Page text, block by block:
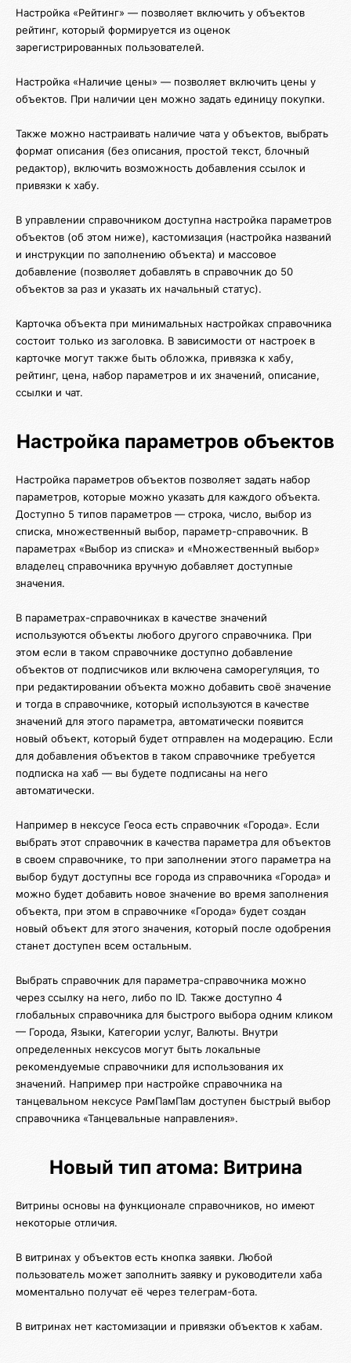
Настройка «Рейтинг» — позволяет включить у объектов
рейтинг, который формируется из оценок
зарегистрированных пользователей.
Настройка «Наличие цены» — позволяет включить цены у
объектов. При наличии цен можно задать единицу покупки.
Также можно настраивать наличие чата у объектов, выбрать
формат описания (без описания, простой текст, блочный
редактор), включить возможность добавления ссылок и
привязки к хабу.
В управлении справочником доступна настройка параметров
объектов (об этом ниже), кастомизация (настройка названий
и инструкции по заполнению объекта) и массовое
добавление (позволяет добавлять в справочник до 50
объектов за раз и указать их начальный статус).
Карточка объекта при минимальных настройках справочника
состоит только из заголовка. В зависимости от настроек в
карточке могут также быть обложка, привязка к хабу,
рейтинг, цена, набор параметров и их значений, описание,
ссылки и чат.
Настройка параметров объектов
Настройка параметров объектов позволяет задать набор
параметров, которые можно указать для каждого объекта.
Доступно 5 типов параметров — строка, число, выбор из
списка, множественный выбор, параметр-справочник. В
параметрах «Выбор из списка» и «Множественный выбор»
владелец справочника вручную добавляет доступные
значения.
В параметрах-справочниках в качестве значений
используются объекты любого другого справочника. При
этом если в таком справочнике доступно добавление
объектов от подписчиков или включена саморегуляция, то
при редактировании объекта можно добавить своё значение
и тогда в справочнике, который используются в качестве
значений для этого параметра, автоматически появится
новый объект, который будет отправлен на модерацию. Если
для добавления объектов в таком справочнике требуется
подписка на хаб — вы будете подписаны на него
автоматически.
Например в нексусе Геоса есть справочник «Города». Если
выбрать этот справочник в качества параметра для объектов
в своем справочнике, то при заполнении этого параметра на
выбор будут доступны все города из справочника «Города» и
можно будет добавить новое значение во время заполнения
объекта, при этом в справочнике «Города» будет создан
новый объект для этого значения, который после одобрения
станет доступен всем остальным.
Выбрать справочник для параметра-справочника можно
через ссылку на него, либо по ID. Также доступно 4
глобальных справочника для быстрого выбора одним кликом
— Города, Языки, Категории услуг, Валюты. Внутри
определенных нексусов могут быть локальные
рекомендуемые справочники для использования их
значений. Например при настройке справочника на
танцевальном нексусе РамПамПам доступен быстрый выбор
справочника «Танцевальные направления».
Новый тип атома: Витрина
Витрины основы на функционале справочников, но имеют
некоторые отличия.
В витринах у объектов есть кнопка заявки. Любой
пользователь может заполнить заявку и руководители хаба
моментально получат её через телеграм-бота.
В витринах нет кастомизации и привязки объектов к хабам.